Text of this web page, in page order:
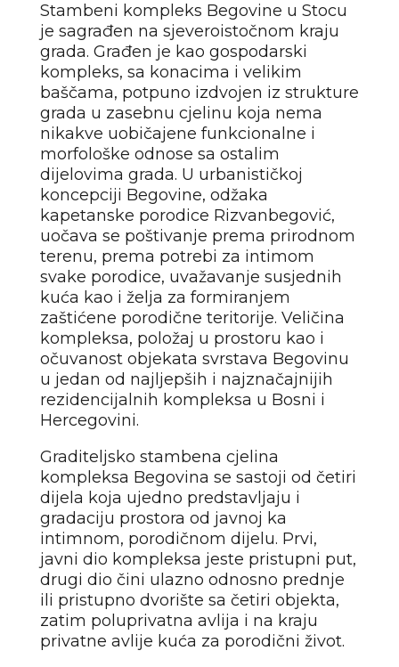
Stambeni kompleks Begovine u Stocu
je sagrađen na sjeveroistočnom kraju
grada. Građen je kao gospodarski
kompleks, sa konacima i velikim
baščama, potpuno izdvojen iz strukture
grada u zasebnu cjelinu koja nema
nikakve uobičajene funkcionalne i
morfološke odnose sa ostalim
dijelovima grada. U urbanističkoj
koncepciji Begovine, odžaka
kapetanske porodice Rizvanbegović,
uočava se poštivanje prema prirodnom
terenu, prema potrebi za intimom
svake porodice, uvažavanje susjednih
kuća kao i želja za formiranjem
zaštićene porodične teritorije. Veličina
kompleksa, položaj u prostoru kao i
očuvanost objekata svrstava Begovinu
u jedan od najljepših i najznačajnijih
rezidencijalnih kompleksa u Bosni i
Hercegovini.
Graditeljsko stambena cjelina
kompleksa Begovina se sastoji od četiri
dijela koja ujedno predstavljaju i
gradaciju prostora od javnoj ka
intimnom, porodičnom dijelu. Prvi,
javni dio kompleksa jeste pristupni put,
drugi dio čini ulazno odnosno prednje
ili pristupno dvorište sa četiri objekta,
zatim poluprivatna avlija i na kraju
privatne avlije kuća za porodični život.